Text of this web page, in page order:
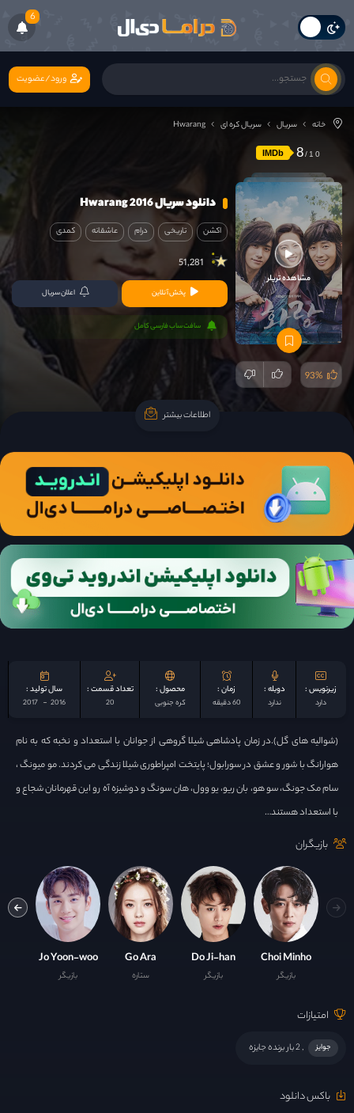
6
ورود/عضویت
خانه سریال سریال کره ای Hwarang
IMDb 8
مشاهده تریلر
93%
دانلود سریال Hwarang 2016
اکشن تاریخی درام عاشقانه کمدی
51,281
پخش آنلاین اعلان سریال
سافت ساب فارسی کامل
اطلاعات بیشتر
زیرنویس :
دارد
دوبله :
ندارد
زمان :
60 دقیقه
محصول :
کره جنوبی
تعداد قسمت :
20
سال تولید :
2016
2017
(شوالیه های گل).در زمان پادشاهی شیلا گروهی از جوانان با استعداد و نخبه که به نام
هوارانگ با شور و عشق در سورابول؛ پایتخت امپراطوری شیلا زندگی می کردند. مو میونگ ،
سام مک جونگ، سو هو، بان ریو، یو وول، هان سونگ و دوشیزه آه رو این قهرمانان شجاع و
با استعداد هستند…
بازیگران
Choi Minho
بازیگر
Do Ji-han
بازیگر
Go Ara
ستاره
Jo Yoon-woo
بازیگر
امتیازات
جوایز , 2 بار برنده جایزه
باکس دانلود